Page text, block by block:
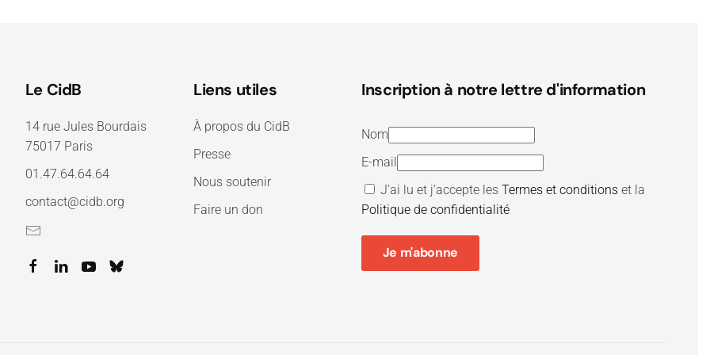
Le CidB
14 rue Jules Bourdais
75017 Paris
01.47.64.64.64
contact@cidb.org
Liens utiles
À propos du CidB
Presse
Nous soutenir
Faire un don
Inscription à notre lettre d'information
Nom
E-mail
J’ai lu et j’accepte lesTermes et conditions et la
Politique de confidentialité
Je m'abonne